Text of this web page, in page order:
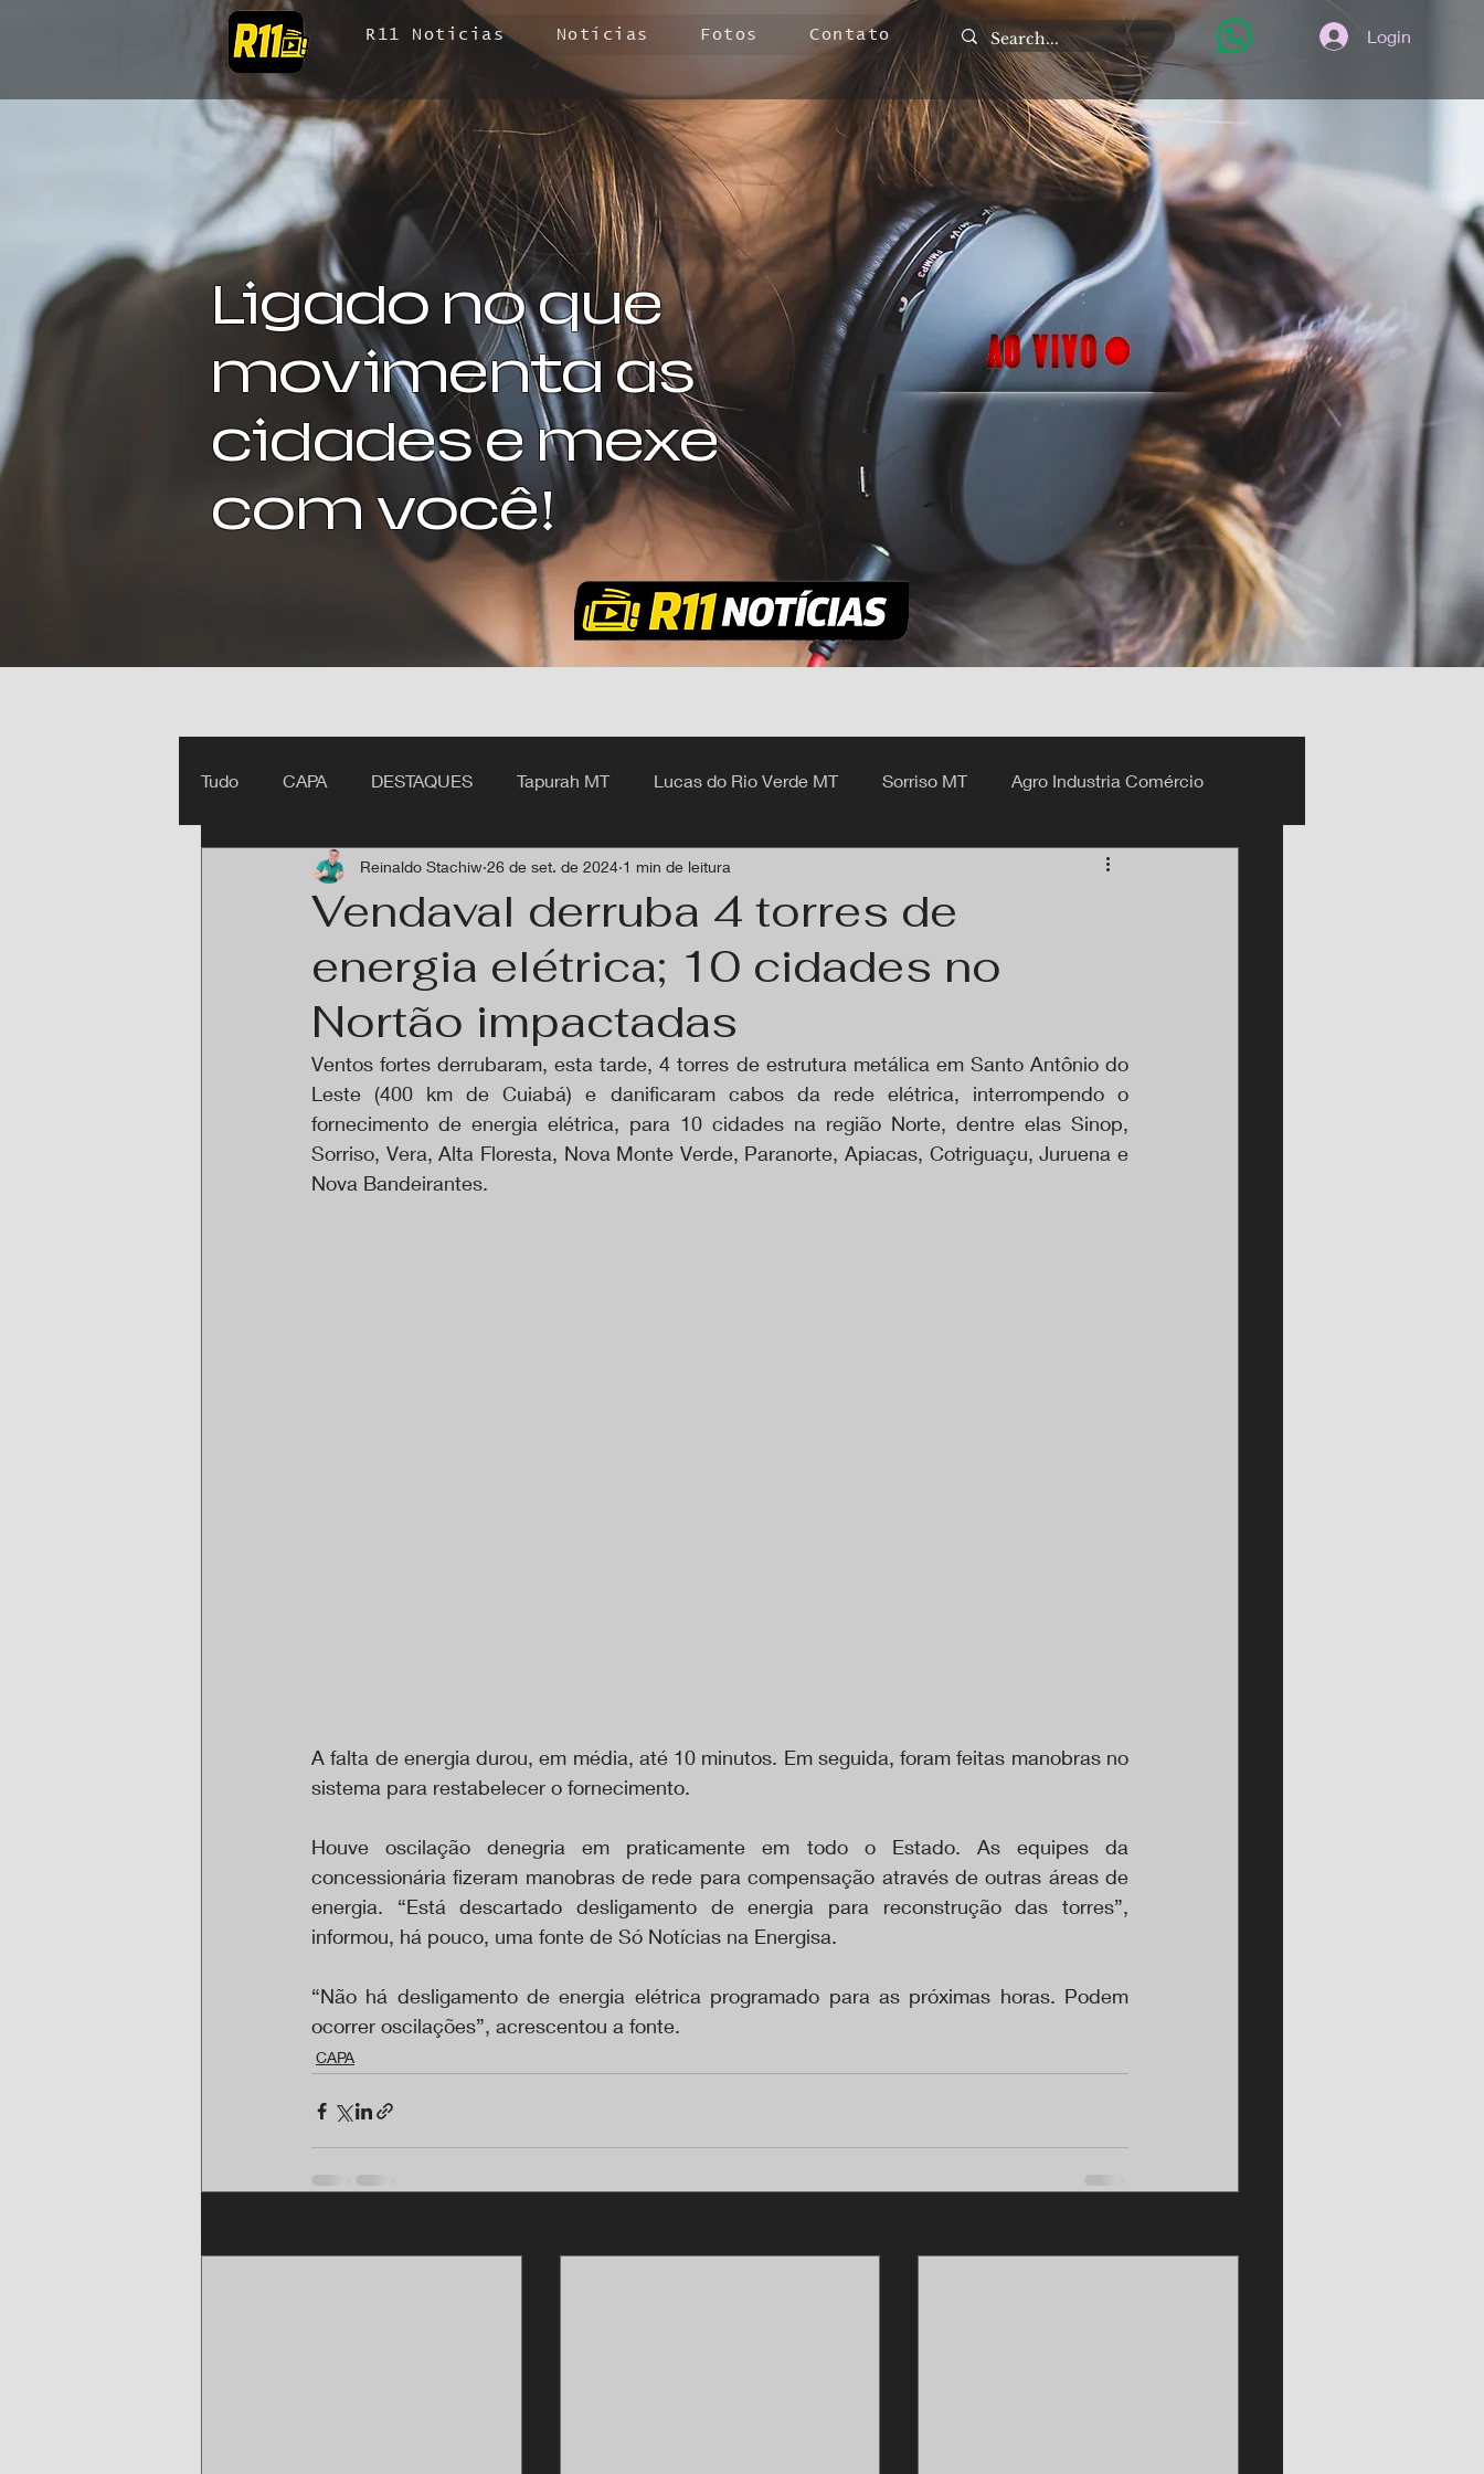
R11 Noticias Notícias Fotos Contato Login
Ligado no que
movimenta as
cidades e mexe
com você!
Tudo CAPA DESTAQUES Tapurah MT Lucas do Rio Verde MT Sorriso MT Agro Industria Comércio
Ipiranga do Norte MT Itanhangá MT
Vendaval derruba 4 torres de
energia elétrica; 10 cidades no
Nortão impactadas
Reinaldo Stachiw 26 de set. de 2024 1 min de leitura
Ventos fortes derrubaram, esta tarde, 4 torres de estrutura metálica em Santo Antônio do
Leste (400 km de Cuiabá) e danificaram cabos da rede elétrica, interrompendo o
fornecimento de energia elétrica, para 10 cidades na região Norte, dentre elas Sinop,
Sorriso, Vera, Alta Floresta, Nova Monte Verde, Paranorte, Apiacas, Cotriguaçu, Juruena e
Nova Bandeirantes.
A falta de energia durou, em média, até 10 minutos. Em seguida, foram feitas manobras no
sistema para restabelecer o fornecimento.
Houve oscilação denegria em praticamente em todo o Estado. As equipes da
concessionária fizeram manobras de rede para compensação através de outras áreas de
energia. “Está descartado desligamento de energia para reconstrução das torres”,
informou, há pouco, uma fonte de Só Notícias na Energisa.
“Não há desligamento de energia elétrica programado para as próximas horas. Podem
ocorrer oscilações”, acrescentou a fonte.
CAPA